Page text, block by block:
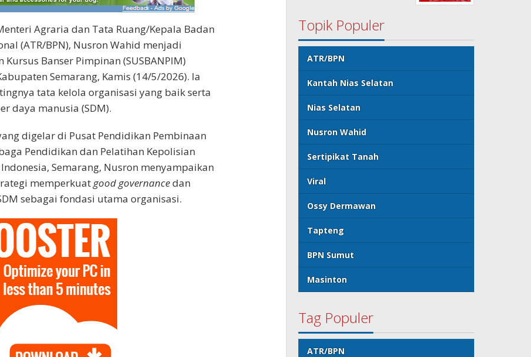
Agraria dan Tata Ruang/Kepala Badan
(ATR/BPN), Nusron Wahid menjadi
Banser Pimpinan (SUSBANPIM)
Semarang, Kamis (14/5/2026). Ia
tata kelola organisasi yang baik serta
daya manusia (SDM).
digelar di Pusat Pendidikan Pembinaan
Pendidikan dan Pelatihan Kepolisian
Semarang, Nusron menyampaikan
memperkuatgood governancedan
sebagai fondasi utama organisasi.
Topik Populer
ATR/BPN
Kantah Nias Selatan
Nias Selatan
Nusron Wahid
Sertipikat Tanah
Viral
Ossy Dermawan
Tapteng
BPN Sumut
Masinton
Tag Populer
ATR/BPN